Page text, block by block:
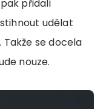
přidali
udělat
se docela
nouze.